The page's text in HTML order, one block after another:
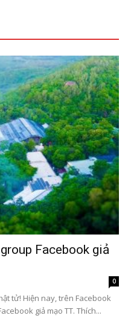
Facebook giả
0
tử! Hiện nay, trên Facebook
giả mạo TT. Thích...